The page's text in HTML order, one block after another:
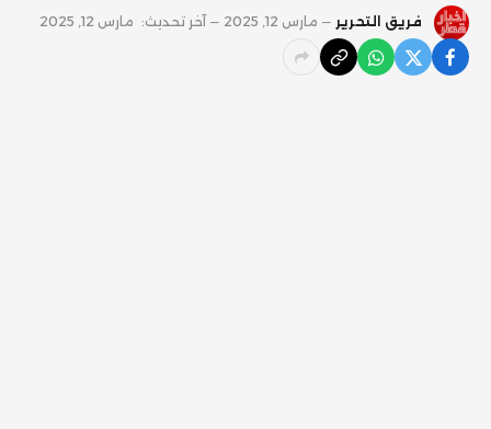
فريق التحرير مارس 12, 2025 آخر تحديث: مارس 12, 2025